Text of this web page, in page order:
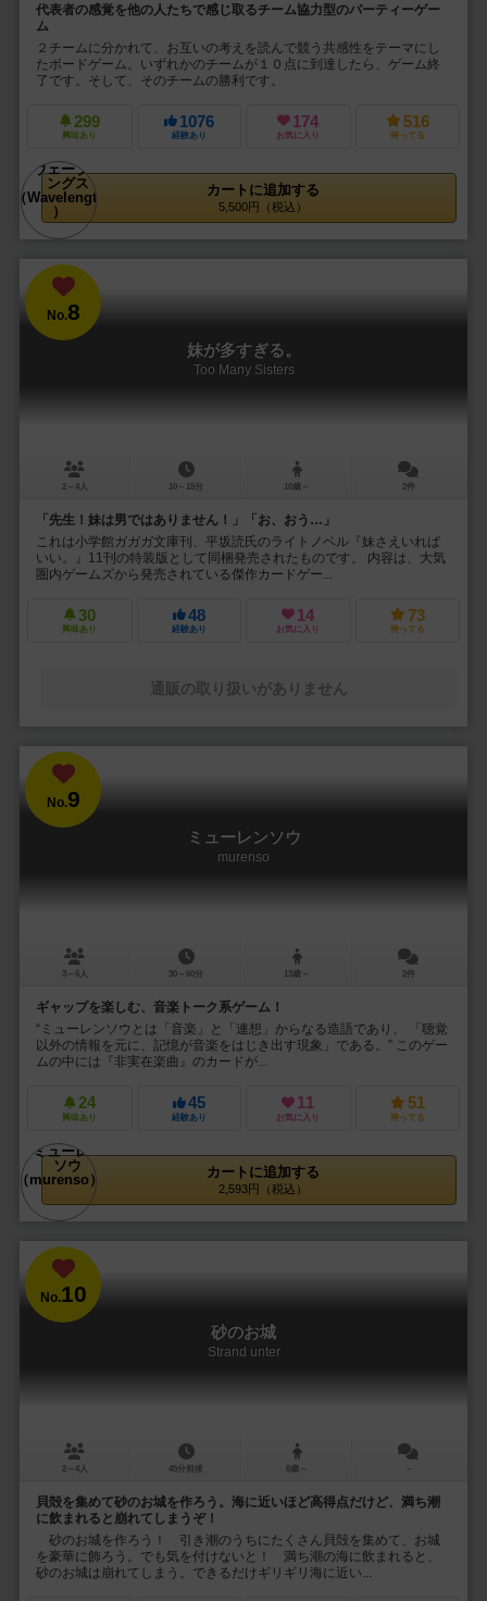
代表者の感覚を他の人たちで感じ取るチーム協力型のパーティーゲー
ム
２チームに分かれて、お互いの考えを読んで競う共感性をテーマにし
たボードゲーム。いずれかのチームが１０点に到達したら、ゲーム終
了です。そして、そのチームの勝利です。
299
興味あり
1076
経験あり
174
お気に入り
516
持ってる
カートに追加する
5,500円（税込）
No.8
妹が多すぎる。
Too Many Sisters
2～4人 10～15分 10歳～ 2件
「先生！妹は男ではありません！」「お、おう…」
これは小学館ガガガ文庫刊、平坂読氏のライトノベル『妹さえいれば
いい。』11刊の特装版として同梱発売されたものです。 内容は、大気
圏内ゲームズから発売されている傑作カードゲー...
30
興味あり
48
経験あり
14
お気に入り
73
持ってる
通販の取り扱いがありません
No.9
ミューレンソウ
murenso
3～6人 30～60分 13歳～ 2件
ギャップを楽しむ、音楽トーク系ゲーム！
“ミューレンソウとは「音楽」と「連想」からなる造語であり、 「聴覚
以外の情報を元に、記憶が音楽をはじき出す現象」である。” このゲー
ムの中には『非実在楽曲』のカードが...
24
興味あり
45
経験あり
11
お気に入り
51
持ってる
カートに追加する
2,593円（税込）
No.10
砂のお城
Strand unter
2～4人 45分前後 8歳～ －
貝殻を集めて砂のお城を作ろう。海に近いほど高得点だけど、満ち潮
に飲まれると崩れてしまうぞ！
砂のお城を作ろう！ 引き潮のうちにたくさん貝殻を集めて、お城
を豪華に飾ろう。でも気を付けないと！ 満ち潮の海に飲まれると、
砂のお城は崩れてしまう。できるだけギリギリ海に近い...